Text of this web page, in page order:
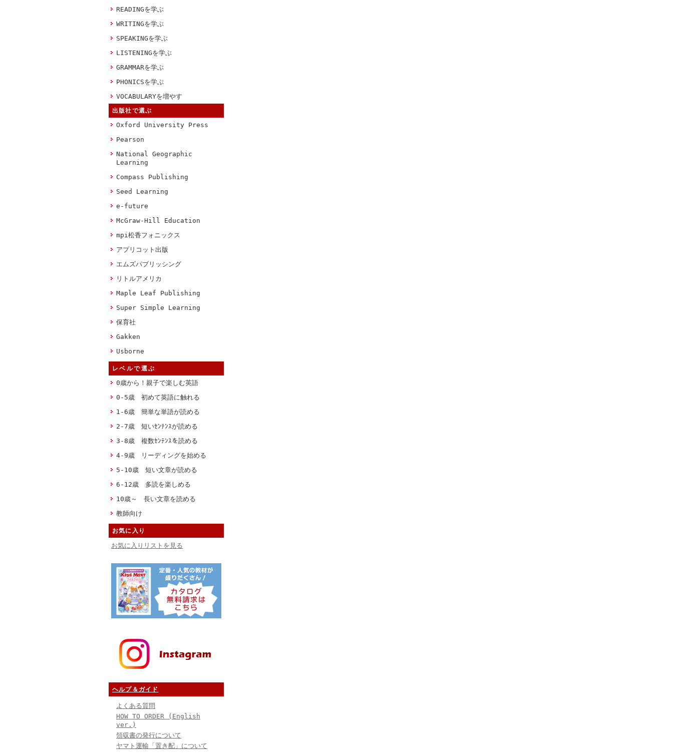
READINGを学ぶ
WRITINGを学ぶ
SPEAKINGを学ぶ
LISTENINGを学ぶ
GRAMMARを学ぶ
PHONICSを学ぶ
VOCABULARYを増やす
出版社で選ぶ
Oxford University Press
Pearson
National Geographic
Learning
Compass Publishing
Seed Learning
e-future
McGraw-Hill Education
mpi松香フォニックス
アプリコット出版
エムズパブリッシング
リトルアメリカ
Maple Leaf Publishing
Super Simple Learning
保育社
Gakken
Usborne
レベルで選ぶ
0歳から！親子で楽しむ英語
0-5歳 初めて英語に触れる
1-6歳 簡単な単語が読める
2-7歳 短いｾﾝﾃﾝｽが読める
3-8歳 複数ｾﾝﾃﾝｽを読める
4-9歳 リーディングを始める
5-10歳 短い文章が読める
6-12歳 多読を楽しめる
10歳～ 長い文章を読める
教師向け
お気に入り
お気に入りリストを見る
ヘルプ＆ガイド
よくある質問
HOW TO ORDER (English
ver.)
領収書の発行について
ヤマト運輸「置き配」について